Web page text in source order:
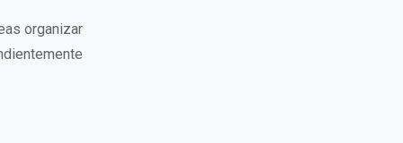
organizar